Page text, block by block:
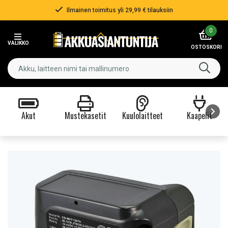
Ilmainen toimitus yli 29,99 € tilauksiin
VALIKKO
0
OSTOSKORI
Akut Mustekasetit Kuulolaitteet Kaapelit